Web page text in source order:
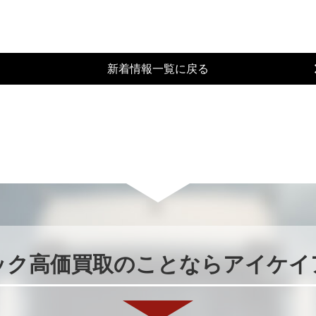
新着情報一覧に戻る
ク高価買取のことならアイケイ